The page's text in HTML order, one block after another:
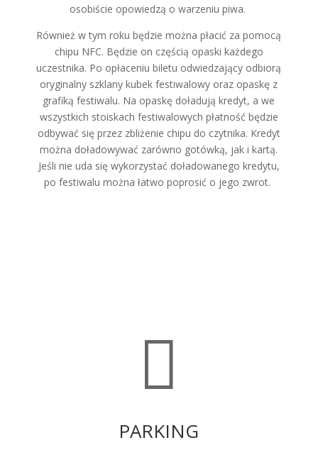
osobiście opowiedzą o warzeniu piwa.
Również w tym roku będzie można płacić za pomocą
chipu NFC. Będzie on częścią opaski każdego
uczestnika. Po opłaceniu biletu odwiedzający odbiorą
oryginalny szklany kubek festiwalowy oraz opaskę z
grafiką festiwalu. Na opaskę doładują kredyt, a we
wszystkich stoiskach festiwalowych płatność będzie
odbywać się przez zbliżenie chipu do czytnika. Kredyt
można doładowywać zarówno gotówką, jak i kartą.
Jeśli nie uda się wykorzystać doładowanego kredytu,
po festiwalu można łatwo poprosić o jego zwrot.

PARKING